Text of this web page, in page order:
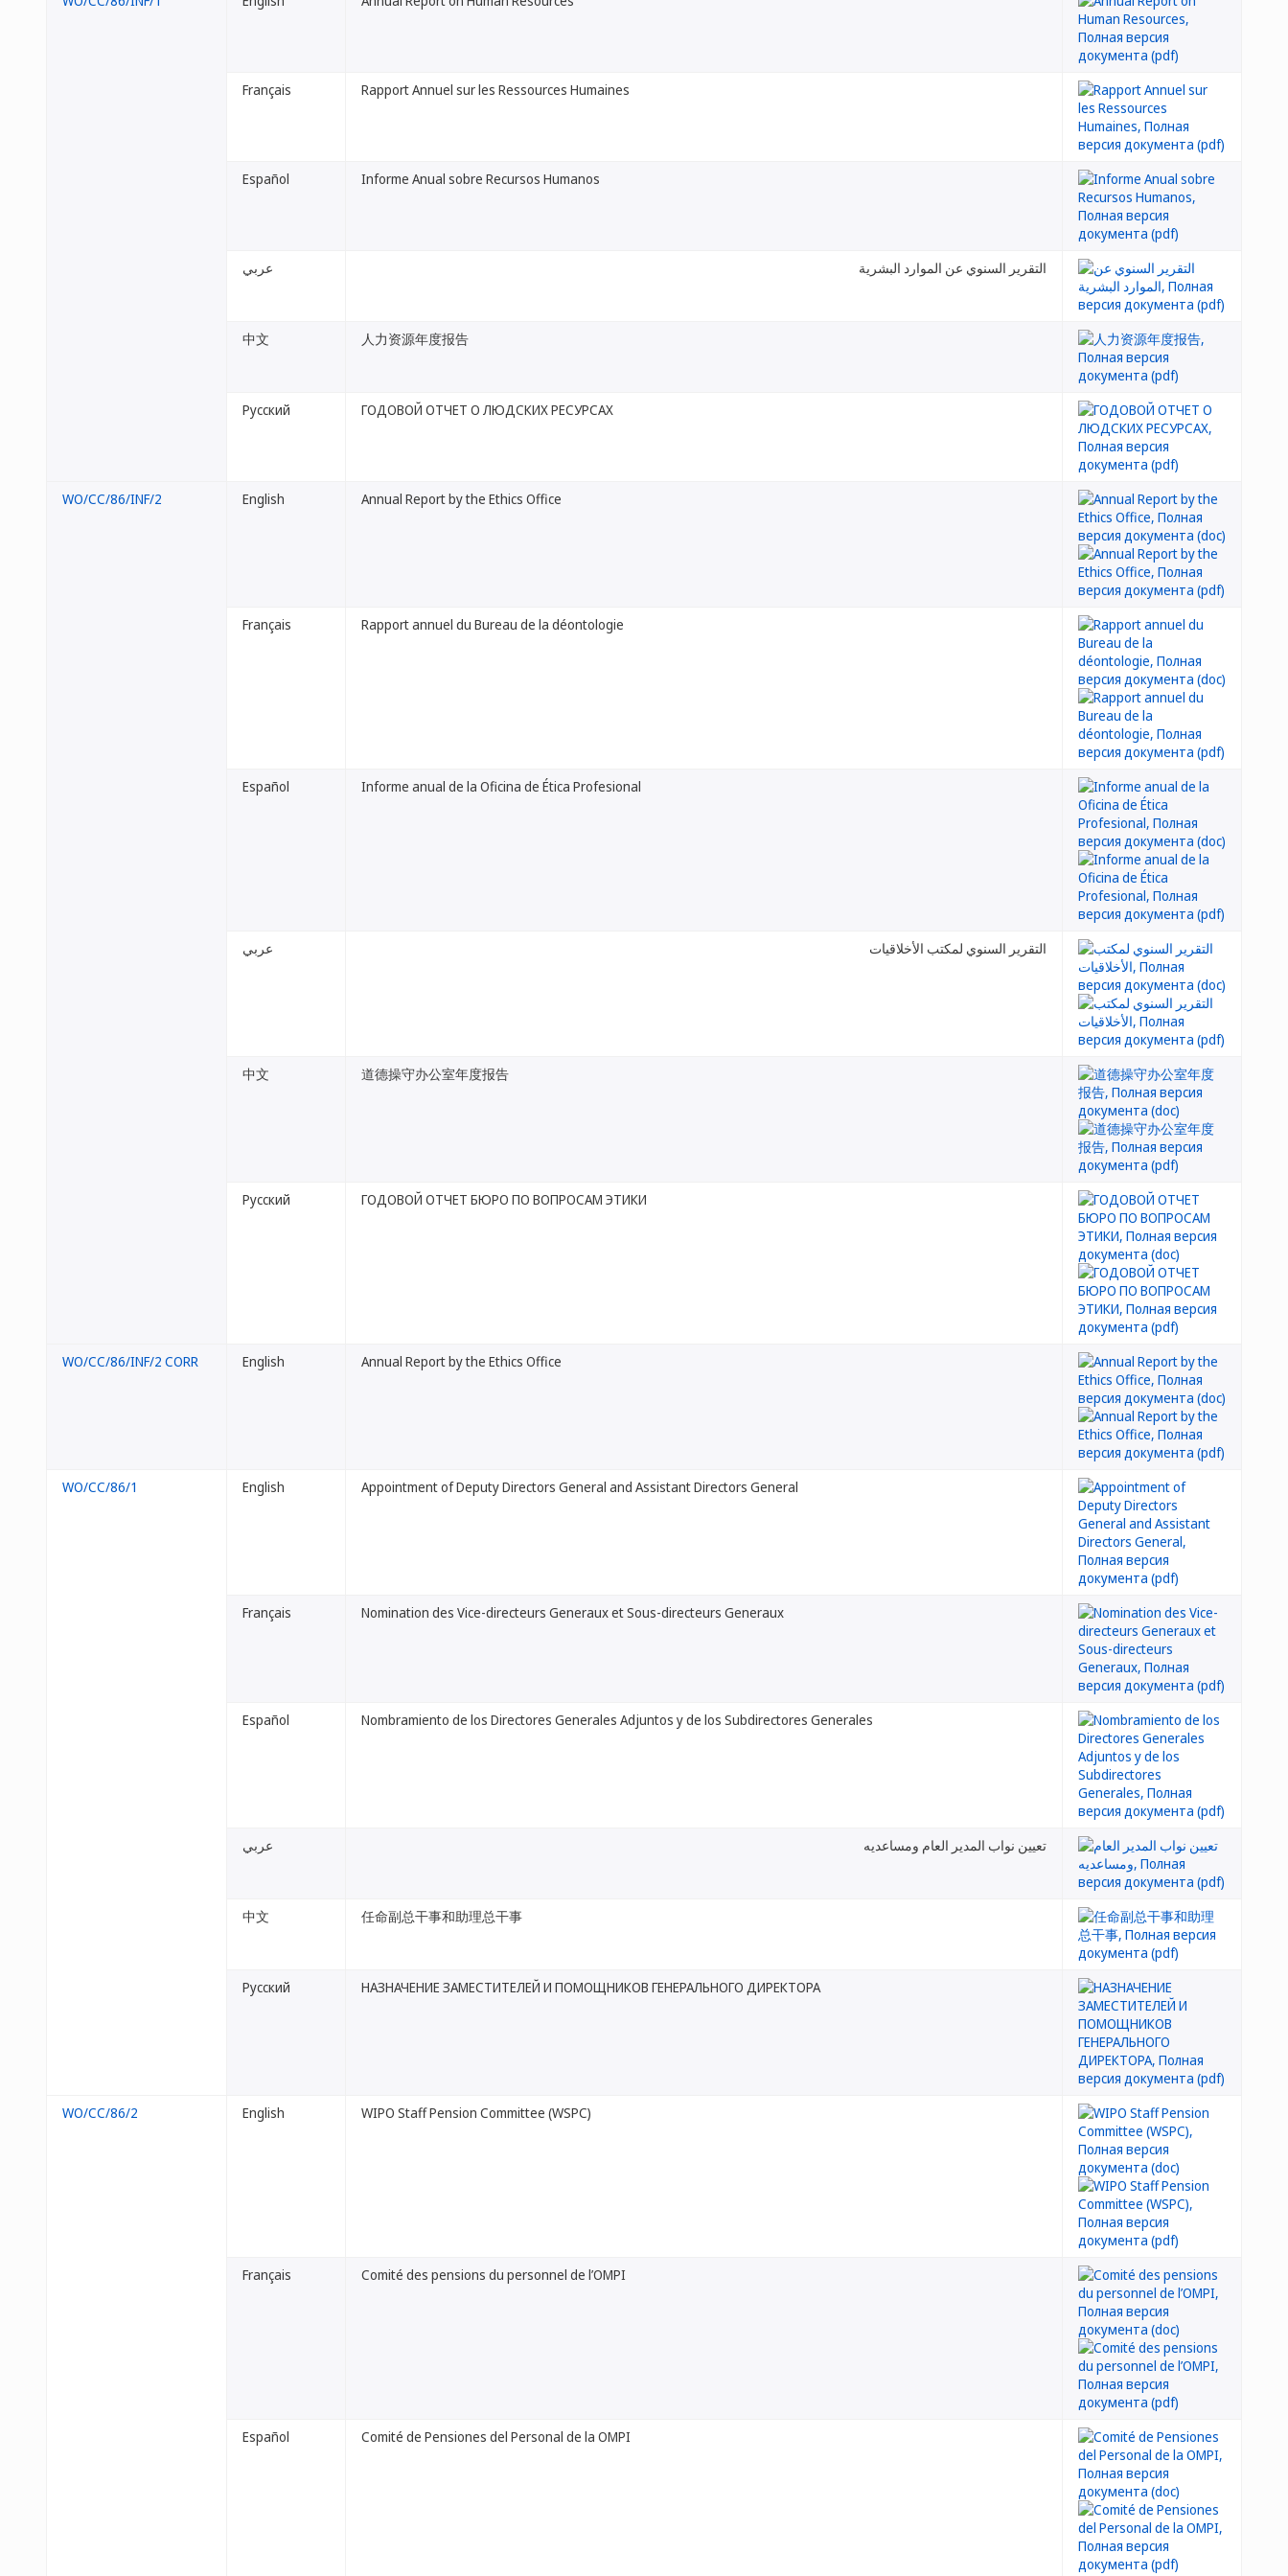
Français Rapport Annuel sur les Ressources Humaines
Español Informe Anual sobre Recursos Humanos
عربي التقرير السنوي عن الموارد البشرية
中文 人力资源年度报告
Русский ГОДОВОЙ ОТЧЕТ О ЛЮДСКИХ РЕСУРСАХ
WO/CC/86/INF/2 English Annual Report by the Ethics Office
Français Rapport annuel du Bureau de la déontologie
Español Informe anual de la Oficina de Ética Profesional
عربي التقرير السنوي لمكتب الأخلاقيات
中文 道德操守办公室年度报告
Русский ГОДОВОЙ ОТЧЕТ БЮРО ПО ВОПРОСАМ ЭТИКИ
WO/CC/86/INF/2 CORR English Annual Report by the Ethics Office
WO/CC/86/1 English Appointment of Deputy Directors General and Assistant Directors General
Français Nomination des Vice-directeurs Generaux et Sous-directeurs Generaux
Español Nombramiento de los Directores Generales Adjuntos y de los Subdirectores Generales
عربي تعيين نواب المدير العام ومساعديه
中文 任命副总干事和助理总干事
Русский НАЗНАЧЕНИЕ ЗАМЕСТИТЕЛЕЙ И ПОМОЩНИКОВ ГЕНЕРАЛЬНОГО ДИРЕКТОРА
WO/CC/86/2 English WIPO Staff Pension Committee (WSPC)
Français Comité des pensions du personnel de l’OMPI
Español Comité de Pensiones del Personal de la OMPI